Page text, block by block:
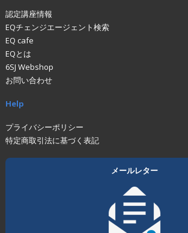
認定講座情報
EQチェンジエージェント検索
EQ cafe
EQとは
6SJ Webshop
お問い合わせ
Help
プライバシーポリシー
特定商取引法に基づく表記
メールレター